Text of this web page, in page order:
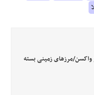
اربعین به شرط تزریق ۲دوز واکسن/مرزهای زمینی بسته